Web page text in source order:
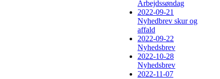
Arbejdssøndag
2022-09-21
Nyhedbrev skur og
affald
2022-09-22
Nyhedsbrev
2022-10-28
Nyhedsbrev
2022-11-07